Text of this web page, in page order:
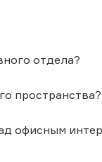
отдела?
пространства?
офисным